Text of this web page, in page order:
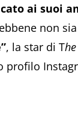
ai suoi
non
, la star di T